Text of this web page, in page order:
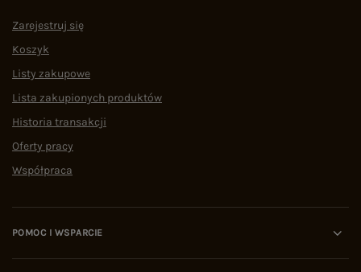
Zarejestruj się
Koszyk
Listy zakupowe
Lista zakupionych produktów
Historia transakcji
Oferty pracy
Współpraca
POMOC I WSPARCIE